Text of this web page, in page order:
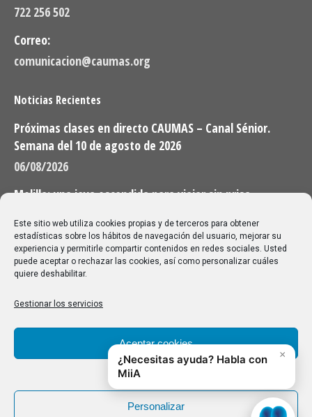
Este sitio web utiliza cookies propias y de terceros para obtener
estadísticas sobre los hábitos de navegación del usuario, mejorar su
experiencia y permitirle compartir contenidos en redes sociales. Usted
puede aceptar o rechazar las cookies, así como personalizar cuáles
quiere deshabilitar.
Gestionar los servicios
Aceptar cookies
Denegar
Personalizar
722 256 502
Correo:
comunicacion@caumas.org
Noticias Recientes
Próximas clases en directo CAUMAS – Canal Sénior.
Semana del 10 de agosto de 2026
06/08/2026
Melilla: una joya escondida para viajar sin prisa
28/07/2026
Buscar
Buscar:
Aviso Legal|Política de privacidad|Política de cookies